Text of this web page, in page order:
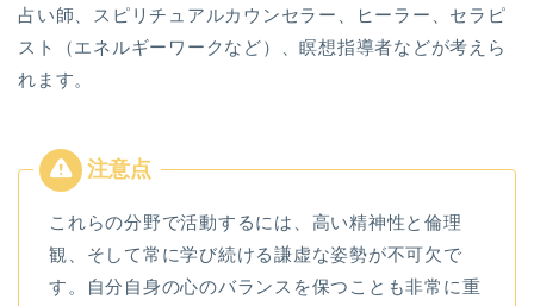
占い師、スピリチュアルカウンセラー、ヒーラー、セラピ
スト（エネルギーワークなど）、瞑想指導者などが考えら
れます。
これらの分野で活動するには、高い精神性と倫理
観、そして常に学び続ける謙虚な姿勢が不可欠で
す。自分自身の心のバランスを保つことも非常に重